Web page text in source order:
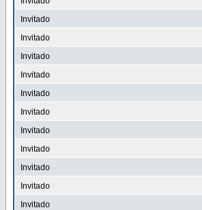
Invitado
Invitado
Invitado
Invitado
Invitado
Invitado
Invitado
Invitado
Invitado
Invitado
Invitado